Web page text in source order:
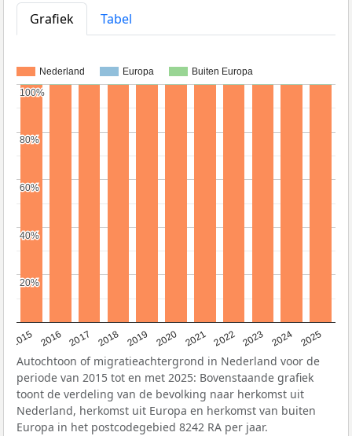
Grafiek
Tabel
Nederland Europa Buiten Europa
2015 2016 2017 2018 2019 2020 2021 2022 2023 2024 2025
20%
20%
40%
40%
60%
60%
80%
80%
100%
100%
Autochtoon of migratieachtergrond in Nederland voor de
periode van 2015 tot en met 2025: Bovenstaande grafiek
toont de verdeling van de bevolking naar herkomst uit
Nederland, herkomst uit Europa en herkomst van buiten
Europa in het postcodegebied 8242 RA per jaar.